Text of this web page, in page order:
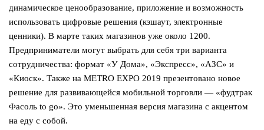
динамическое ценообразование, приложение и возможность
использовать цифровые решения (кэшаут, электронные
ценники). В марте таких магазинов уже около 1200.
Предприниматели могут выбрать для себя три варианта
сотрудничества: формат «У Дома», «Экспресс», «АЗС» и
«Киоск». Также на METRO EXPO 2019 презентовано новое
решение для развивающейся мобильной торговли ― «фудтрак
Фасоль to go». Это уменьшенная версия магазина с акцентом
на еду с собой.